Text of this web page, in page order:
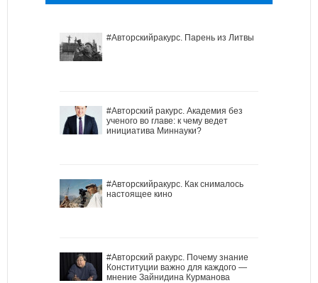
#Авторскийракурс. Парень из Литвы
#Авторский ракурс. Академия без
ученого во главе: к чему ведет
инициатива Миннауки?
#Авторскийракурс. Как снималось
настоящее кино
#Авторский ракурс. Почему знание
Конституции важно для каждого —
мнение Зайнидина Курманова